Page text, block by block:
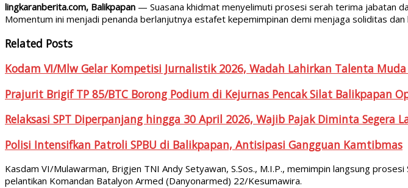
lingkaranberita.com, Balikpapan — Suasana khidmat menyelimuti prosesi serah terima jabatan
Momentum ini menjadi penanda berlanjutnya estafet kepemimpinan demi menjaga soliditas
Related Posts
Kodam VI/Mlw Gelar Kompetisi Jurnalistik 2026, Wadah Lahirkan Talenta Muda
Prajurit Brigif TP 85/BTC Borong Podium di Kejurnas Pencak Silat Balikpapan
Relaksasi SPT Diperpanjang hingga 30 April 2026, Wajib Pajak Diminta Segera
Polisi Intensifkan Patroli SPBU di Balikpapan, Antisipasi Gangguan Kamtibmas
Kasdam VI/Mulawarman, Brigjen TNI Andy Setyawan, S.Sos., M.I.P., memimpin langsung
pelantikan Komandan Batalyon Armed (Danyonarmed) 22/Kesumawira.